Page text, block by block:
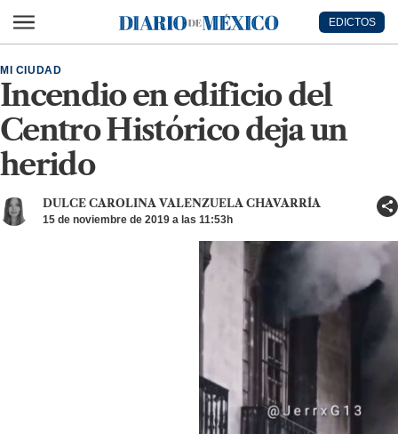
Diario de México
EDICTOS
Incendio en edificio del
Centro Histórico deja un
herido
MI CIUDAD
DULCE CAROLINA VALENZUELA CHAVARRÍA
15 de noviembre de 2019 a las 11:53h